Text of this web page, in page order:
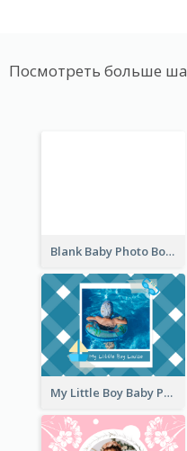
Посмотреть больше
Blank Baby Photo Book
My Little Boy Baby Photo Book